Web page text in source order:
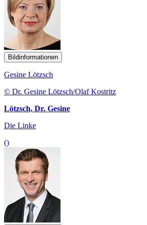
Bildinformationen
Gesine Lötzsch
© Dr. Gesine Lötzsch/Olaf Kostritz
Lötzsch, Dr. Gesine
Die Linke
()